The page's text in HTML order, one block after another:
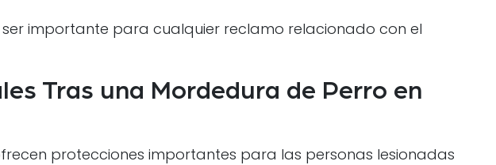
importante para cualquier reclamo relacionado con el
Tras una Mordedura de Perro en
protecciones importantes para las personas lesionadas